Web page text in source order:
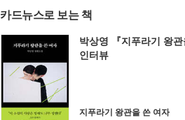
카드뉴스로 보는 책
박상영 『지푸라기 왕관
인터뷰
지푸라기 왕관을 쓴 여자